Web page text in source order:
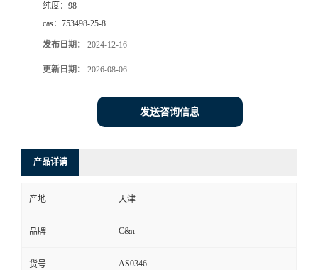
纯度： 98
cas： 753498-25-8
发布日期： 2024-12-16
更新日期： 2026-08-06
发送咨询信息
产品详请
产地 天津
品牌 C&π
货号 AS0346